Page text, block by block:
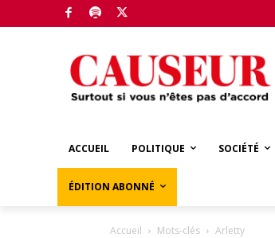
ACCUEIL POLITIQUE SOCIÉTÉ
ÉDITION ABONNÉ
Accueil Mots-clés Arletty